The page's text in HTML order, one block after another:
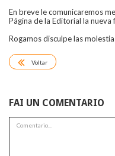
En breve le comunicaremos
Página de la Editorial la nueva
Rogamos disculpe las
Voltar
FAI UN COMENTARIO